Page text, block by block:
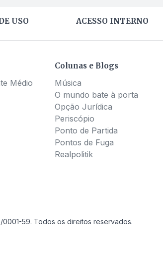
USO ACESSO INTERNO
Médio
Colunas e Blogs
Música
O mundo bate à porta
Opção Jurídica
Periscópio
Ponto de Partida
Pontos de Fuga
Realpolitik
59. Todos os direitos reservados.